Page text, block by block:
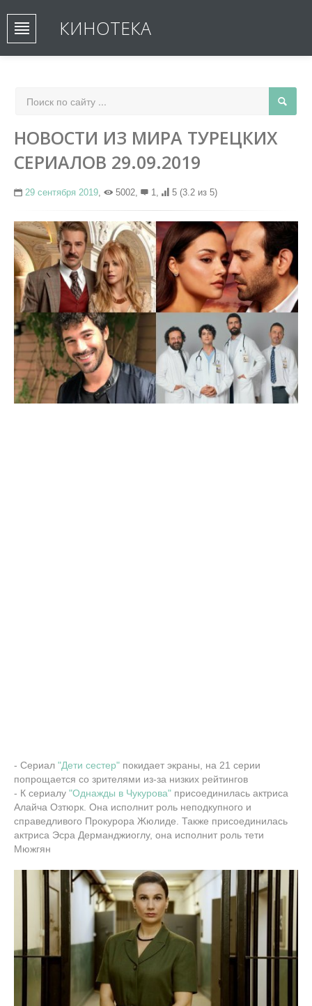
КИНОТЕКА
НОВОСТИ ИЗ МИРА ТУРЕЦКИХ
СЕРИАЛОВ 29.09.2019
29 сентября 2019, 5002, 1, 5 (3.2 из 5)
- Сериал "Дети сестер" покидает экраны, на 21 серии
попрощается со зрителями из-за низких рейтингов
- К сериалу "Однажды в Чукурова" присоединилась актриса
Алайча Озтюрк. Она исполнит роль неподкупного и
справедливого Прокурора Жюлиде. Также присоединилась
актриса Эсра Дерманджиоглу, она исполнит роль тети
Мюжгян